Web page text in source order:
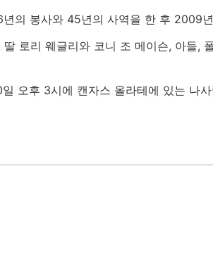
의 봉사와 45년의 사역을 한 후 2009
로리 웨글리와 코니 조 메이슨, 아들,
오후 3시에 캔자스 올라테에 있는 나